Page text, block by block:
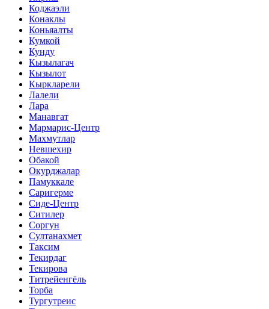
Коджаэли
Конаклы
Коньяалты
Кумкой
Кунду
Кызылагач
Кызылот
Кыркларели
Лалели
Лара
Манавгат
Мармарис-Центр
Махмутлар
Невшехир
Обакой
Окурджалар
Памуккале
Саригерме
Сиде-Центр
Ситилер
Соргун
Султанахмет
Таксим
Текирдаг
Текирова
Титрейенгёль
Торба
Тургутреис